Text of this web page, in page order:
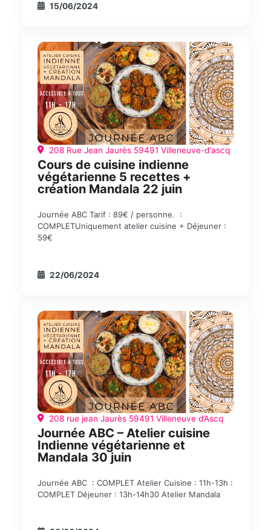
15/06/2024
208 Rue Jean Jaurès 59491 Villeneuve-d'ascq
Cours de cuisine indienne
végétarienne 5 recettes +
création Mandala 22 juin
Journée ABC Tarif : 89€ / personne. :
COMPLETUniquement atelier cuisine + Déjeuner :
59€
22/06/2024
208 rue jean Jaurès 59491 Villeneuve d’Ascq
Journée ABC – Atelier cuisine
Indienne végétarienne et
Mandala 30 juin
Journée ABC : COMPLET Atelier Cuisine : 11h-13h :
COMPLET Déjeuner : 13h-14h30 Atelier Mandala